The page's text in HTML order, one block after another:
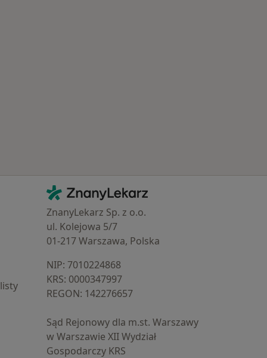
Kontakt
ZnanyLekarz - Strona główna
ZnanyLekarz Sp. z o.o.
ul. Kolejowa 5/7
01-217 Warszawa, Polska
NIP: ⁠7010224868
KRS: ⁠0000347997
REGON: ⁠142276657
Sąd Rejonowy dla m.st. Warszawy
w Warszawie XII Wydział
Gospodarczy KRS